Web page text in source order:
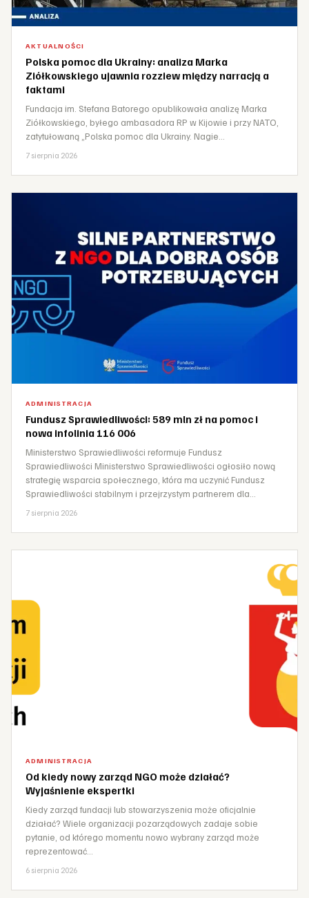
AKTUALNOŚCI
Polska pomoc dla Ukrainy: analiza Marka
Ziółkowskiego ujawnia rozziew między narracją a
faktami
Fundacja im. Stefana Batorego opublikowała analizę Marka
Ziółkowskiego, byłego ambasadora RP w Kijowie i przy NATO,
zatytułowaną „Polska pomoc dla Ukrainy. Nagie…
7 sierpnia 2026
ADMINISTRACJA
Fundusz Sprawiedliwości: 589 mln zł na pomoc i
nowa infolinia 116 006
Ministerstwo Sprawiedliwości reformuje Fundusz
Sprawiedliwości Ministerstwo Sprawiedliwości ogłosiło nową
strategię wsparcia społecznego, która ma uczynić Fundusz
Sprawiedliwości stabilnym i przejrzystym partnerem dla…
7 sierpnia 2026
ADMINISTRACJA
Od kiedy nowy zarząd NGO może działać?
Wyjaśnienie ekspertki
Kiedy zarząd fundacji lub stowarzyszenia może oficjalnie
działać? Wiele organizacji pozarządowych zadaje sobie
pytanie, od którego momentu nowo wybrany zarząd może
reprezentować…
6 sierpnia 2026